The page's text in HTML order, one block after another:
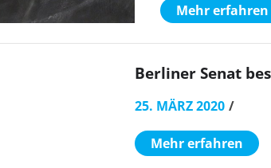
Mehr erfahren
Berliner Senat
25. MÄRZ 2020
Mehr erfahren